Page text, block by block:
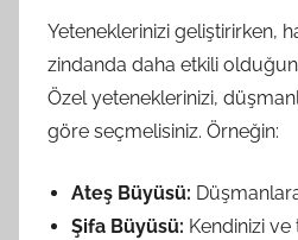
Yeteneklerinizi geliştirirken,
zindanda daha etkili
Özel yeteneklerinizi,
göre seçmelisiniz. Örneğin:
Ateş Büyüsü:
Şifa Büyüsü: Kendinizi ve